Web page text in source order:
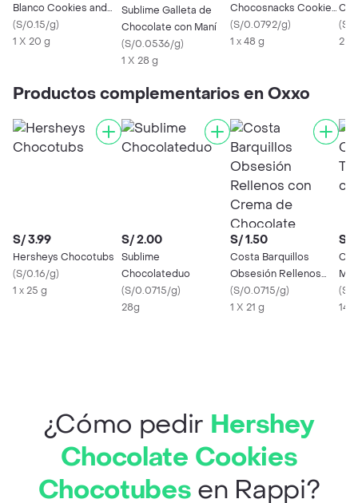
Blanco Cookies and
Creme
(S/0.15/g)
1 X 20 g
Sublime Galleta de
Chocolate con Maní
(S/0.0536/g)
1 X 28 g
Chocosnacks Cookies
And Cream
(S/0.0792/g)
1 x 48 g
(S/
2 x
Productos complementarios en Oxxo
S/ 3.99
Hersheys Chocotubs
(S/0.16/g)
1 x 25 g
S/ 2.00
Sublime
Chocolateduo
(S/0.0715/g)
28g
S/ 1.50
Costa Barquillos
Obsesión Rellenos
con Crema de
Chocolate
(S/0.0715/g)
1 X 21 g
S/
(S/
14g
¿Cómo pedir Hershey
Chocolate Cookies
Chocotubes en Rappi?